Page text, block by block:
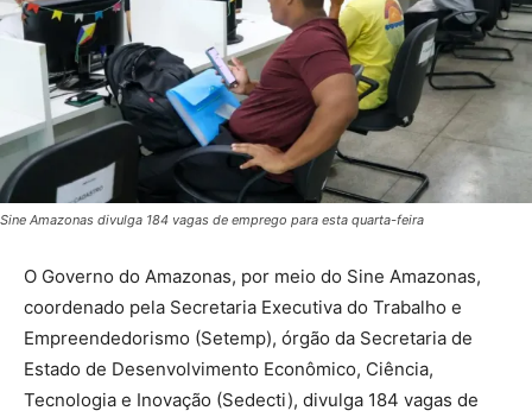
Sine Amazonas divulga 184 vagas de emprego para esta quarta-feira
O Governo do Amazonas, por meio do Sine Amazonas,
coordenado pela Secretaria Executiva do Trabalho e
Empreendedorismo (Setemp), órgão da Secretaria de
Estado de Desenvolvimento Econômico, Ciência,
Tecnologia e Inovação (Sedecti), divulga 184 vagas de